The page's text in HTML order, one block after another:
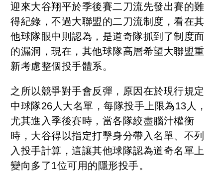
迎來大谷翔平於季後賽二刀流先發出賽的難
得紀錄，不過大聯盟的二刀流制度，看在其
他球隊眼中則認為，是道奇隊抓到了制度面
的漏洞，現在，其他球隊高層希望大聯盟重
新考慮整個投手體系。
之所以競爭對手會反彈，原因在於現行規定
中球隊26人大名單，每隊投手上限為13人，
尤其進入季後賽時，當各隊絞盡腦汁權衡
時，大谷得以指定打擊身分帶入名單、不列
入投手計算，這讓其他球隊認為道奇名單上
變向多了1位可用的隱形投手。